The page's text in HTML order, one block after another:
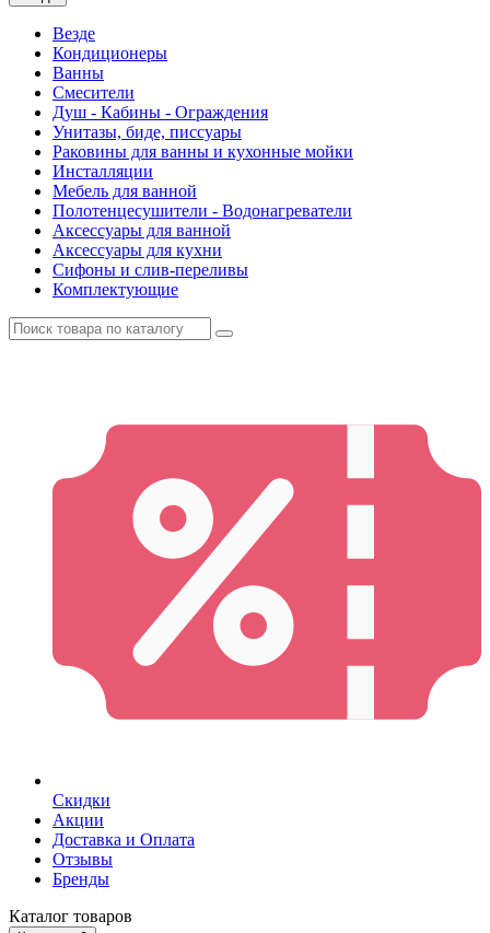
Везде
Кондиционеры
Ванны
Смесители
Душ - Кабины - Ограждения
Унитазы, биде, писсуары
Раковины для ванны и кухонные мойки
Инсталляции
Мебель для ванной
Полотенцесушители - Водонагреватели
Аксессуары для ванной
Аксессуары для кухни
Сифоны и слив-переливы
Комплектующие
Скидки
Акции
Доставка и Оплата
Отзывы
Бренды
Каталог товаров